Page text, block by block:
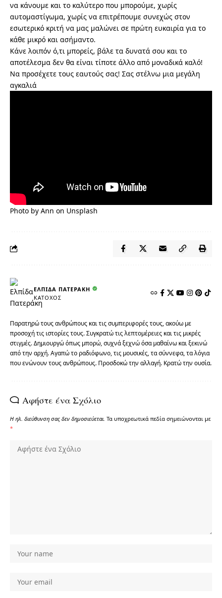
να κάνουμε και το καλύτερο που μπορούμε, χωρίς
αυτομαστίγωμα, χωρίς να επιτρέπουμε συνεχώς στον
εσωτερικό κριτή να μας μαλώνει σε πρώτη ευκαιρία για το
κάθε μικρό και ασήμαντο.
Κάνε λοιπόν ό,τι μπορείς, βάλε τα δυνατά σου και το
αποτέλεσμα δεν θα είναι τίποτε άλλο από μοναδικά καλό!
Να προσέχετε τους εαυτούς σας! Σας στέλνω μια μεγάλη
αγκαλιά
Photo by Ann on Unsplash
ΕΛΠΊΔΑ ΠΑΤΕΡΆΚΗ
ΚΆΤΟΧΟΣ
Παρατηρώ τους ανθρώπους και τις συμπεριφορές τους, ακούω με
προσοχή τις ιστορίες τους. Συγκρατώ τις λεπτομέρειες και τις μικρές
στιγμές. Δημιουργώ όπως μπορώ, συχνά ξεχνώ όσα μαθαίνω και ξεκινώ
από την αρχή. Αγαπώ το ραδιόφωνο, τις μουσικές, τα σύννεφα, τα λόγια
που ενώνουν τους ανθρώπους. Προσδοκώ την αλλαγή. Κρατώ την ουσία.
Αφήστε ένα Σχόλιο
Η ηλ. διεύθυνση σας δεν δημοσιεύεται. Τα υποχρεωτικά πεδία σημειώνονται με
*